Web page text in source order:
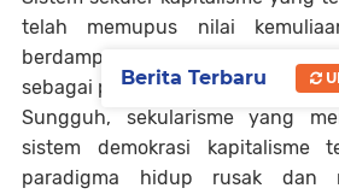
telah memupus nilai
berdampak pada rusaknya
sebagai pelaku maupun penikmat
Sungguh, sekularisme yang
sistem demokrasi kapitalisme
paradigma hidup rusak dan
Berita Terbaru